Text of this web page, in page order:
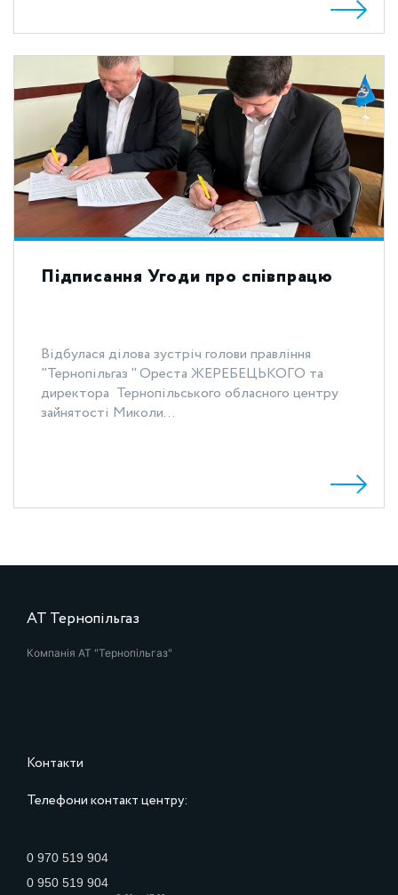
Підписання Угоди про співпрацю
Відбулася ділова зустріч голови правління
"Тернопільгаз " Ореста ЖЕРЕБЕЦЬКОГО та
директора Тернопільського обласного центру
зайнятості Миколи...
АТ Тернопільгаз
Компанія АТ "Тернопільгаз"
Контакти
Телефони контакт центру:
0 970 519 904
0 950 519 904